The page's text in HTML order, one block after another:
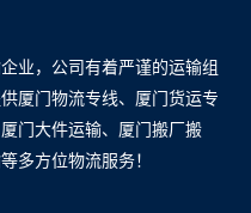
业，公司有着严谨的运输组
厦门物流专线、厦门货运专
门大件运输、厦门搬厂搬
多方位物流服务！